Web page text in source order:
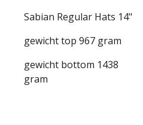
Sabian Regular Hats 14"
gewicht top 967 gram
gewicht bottom 1438
gram